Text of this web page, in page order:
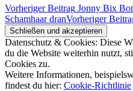
Vorheriger Beitrag Jonny Bix
Schamhaar dranVorheriger
Datenschutz & Cookies: Diese
du die Website weiterhin nutzt,
Cookies zu.
Weitere Informationen,
findest du hier: Cookie-Richtlinie